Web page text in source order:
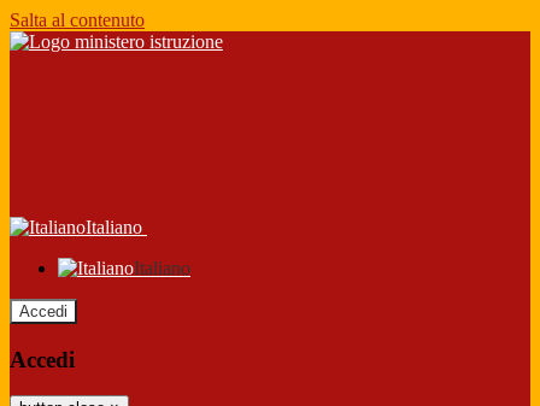
Salta al contenuto
Italiano
Italiano
Accedi
Accedi